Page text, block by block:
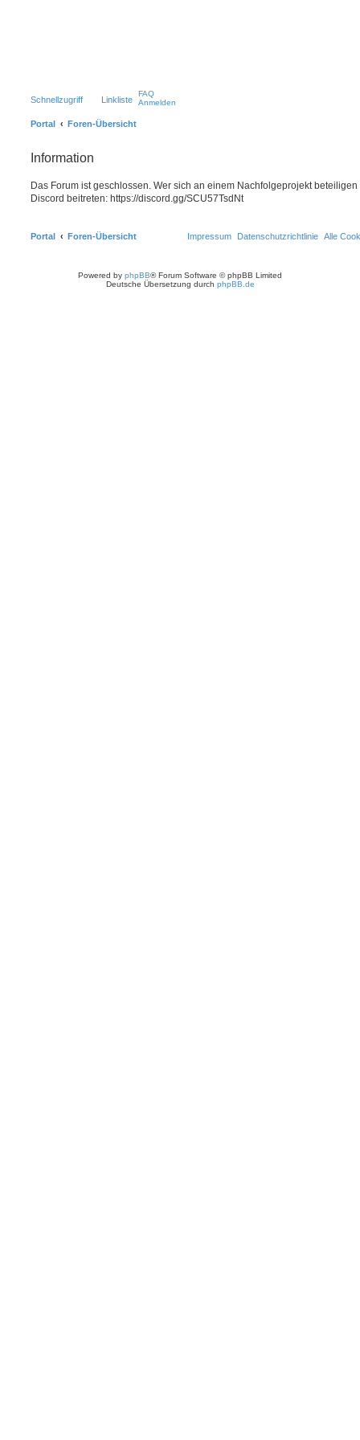
Schnellzugriff Linkliste
FAQ
Anmelden
Portal Foren-Übersicht
Information
Das Forum ist geschlossen. Wer sich an einem Nachfolgeprojekt
Discord beitreten: https://discord.gg/SCU57TsdNt
Portal Foren-Übersicht Alle
Datenschutzrichtlinie
Impressum
Powered by phpBB® Forum Software © phpBB Limited
Deutsche Übersetzung durch phpBB.de